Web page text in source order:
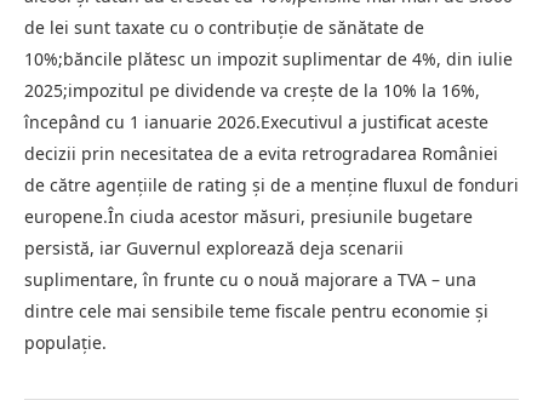
de lei sunt taxate cu o contribuție de sănătate de
10%;băncile plătesc un impozit suplimentar de 4%, din iulie
2025;impozitul pe dividende va crește de la 10% la 16%,
începând cu 1 ianuarie 2026.Executivul a justificat aceste
decizii prin necesitatea de a evita retrogradarea României
de către agențiile de rating și de a menține fluxul de fonduri
europene.În ciuda acestor măsuri, presiunile bugetare
persistă, iar Guvernul explorează deja scenarii
suplimentare, în frunte cu o nouă majorare a TVA – una
dintre cele mai sensibile teme fiscale pentru economie și
populație.